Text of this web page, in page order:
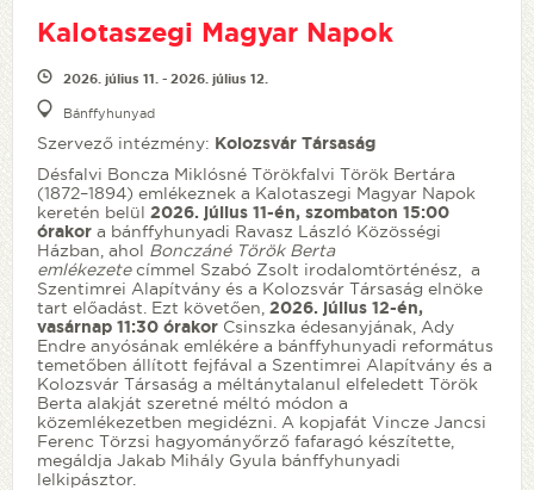
Kalotaszegi Magyar Napok
2026. július 11. - 2026. július 12.
Bánffyhunyad
Szervező intézmény: Kolozsvár Társaság
Désfalvi Boncza Miklósné Törökfalvi Török Bertára
(1872–1894) emlékeznek a Kalotaszegi Magyar Napok
keretén belül 2026. július 11-én, szombaton 15:00
órakor a bánffyhunyadi Ravasz László Közösségi
Házban, ahol Bonczáné Török Berta
emlékezetecímmel Szabó Zsolt irodalomtörténész, a
Szentimrei Alapítvány és a Kolozsvár Társaság elnöke
tart előadást. Ezt követően, 2026. július 12-én,
vasárnap 11:30 órakor Csinszka édesanyjának, Ady
Endre anyósának emlékére a bánffyhunyadi református
temetőben állított fejfával a Szentimrei Alapítvány és a
Kolozsvár Társaság a méltánytalanul elfeledett Török
Berta alakját szeretné méltó módon a
közemlékezetben megidézni. A kopjafát Vincze Jancsi
Ferenc Törzsi hagyományőrző fafaragó készítette,
megáldja Jakab Mihály Gyula bánffyhunyadi
lelkipásztor.